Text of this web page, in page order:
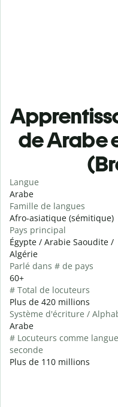
de Arabe
Langue
Arabe
Famille de langues
Afro-asiatique (sémitique)
Pays principal
Égypte / Arabie Saoudite /
Algérie
Parlé dans # de pays
60+
# Total de locuteurs
Plus de 420 millions
Système d'écriture /
Arabe
# Locuteurs comme langue
seconde
Plus de 110 millions